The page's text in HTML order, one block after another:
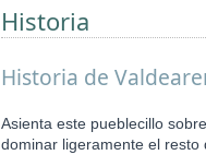
Historia
Historia de
Asienta este pueblecillo
dominar ligeramente el